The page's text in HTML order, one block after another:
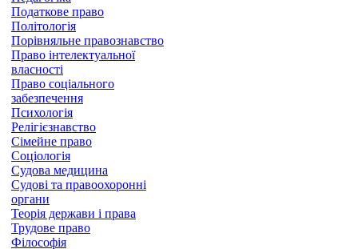
Податкове право
Політологія
Порівняльне правознавство
Право інтелектуальної
власності
Право соціального
забезпечення
Психологія
Релігієзнавство
Сімейне право
Соціологія
Судова медицина
Судові та правоохоронні
органи
Теорія держави і права
Трудове право
Філософія